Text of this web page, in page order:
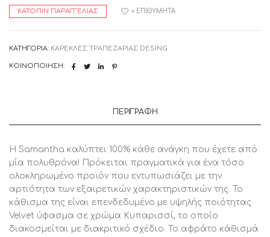
ΚΑΤΌΠΙΝ ΠΑΡΑΓΓΕΛΊΑΣ + ΕΠΙΘΥΜΗΤΆ
ΚΑΤΗΓΟΡΊΑ: ΚΑΡΕΚΛΕΣ ΤΡΑΠΕΖΑΡΙΑΣ DESING
ΚΟΙΝΟΠΟΊΗΣΗ:
ΠΕΡΙΓΡΑΦΉ
Η Samantha καλύπτει 100% κάθε ανάγκη που έχετε από
μία πολυθρόνα! Πρόκειται πραγματικά για ένα τόσο
ολοκληρωμένο προϊόν που εντυπωσιάζει με την
αρτιότητα των εξαιρετικών χαρακτηριστικών της. Το
κάθισμα της είναι επενδεδυμένο με υψηλής ποιότητας
Velvet ύφασμα σε χρώμα Κυπαρισσί, το οποίο
διακοσμείται με διακριτικό σχέδιο. Το αφράτο κάθισμά